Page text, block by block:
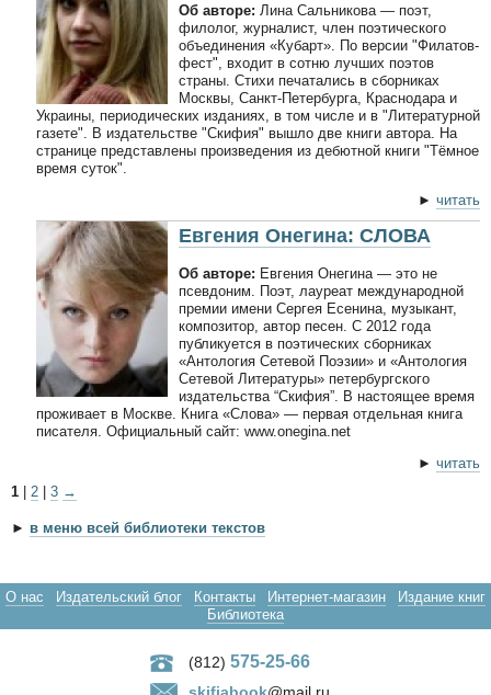
Об авторе: Лина Сальникова — поэт,
филолог, журналист, член поэтического
объединения «Кубарт». По версии "Филатов-
фест", входит в сотню лучших поэтов
страны. Стихи печатались в сборниках
Москвы, Санкт-Петербурга, Краснодара и
Украины, периодических изданиях, в том числе и в "Литературной
газете". В издательстве "Скифия" вышло две книги автора. На
странице представлены произведения из дебютной книги "Тёмное
время суток".
► читать
Евгения Онегина: СЛОВА
Об авторе: Евгения Онегина — это не
псевдоним. Поэт, лауреат международной
премии имени Сергея Есенина, музыкант,
композитор, автор песен. С 2012 года
публикуется в поэтических сборниках
«Антология Сетевой Поэзии» и «Антология
Сетевой Литературы» петербургского
издательства “Скифия”. В настоящее время
проживает в Москве. Книга «Слова» — первая отдельная книга
писателя. Официальный сайт: www.onegina.net
► читать
1
2 3 →
► в меню всей библиотеки текстов
О нас Издательский блог Контакты Интернет-магазин
Издание книг
Библиотека
(812) 575-25-66